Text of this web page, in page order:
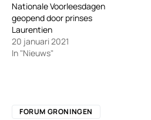
Nationale Voorleesdagen
geopend door prinses
Laurentien
20 januari 2021
In "Nieuws"
FORUM GRONINGEN